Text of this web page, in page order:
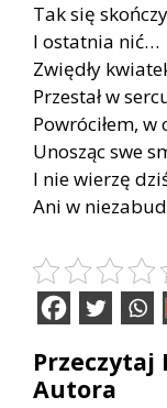
Tak się
I ostatnia nić…
Zwiędły
Przestał w
Powróciłem, w
Unosząc swe
I nie wierzę
Ani w
Przeczytaj
Autora